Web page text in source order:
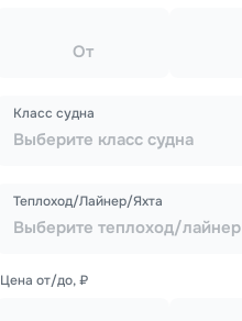
От
Выберите класс судна
Класс судна
Выберите теплоход/лайнер
Теплоход/Лайнер/Яхта
Цена от/до, ₽